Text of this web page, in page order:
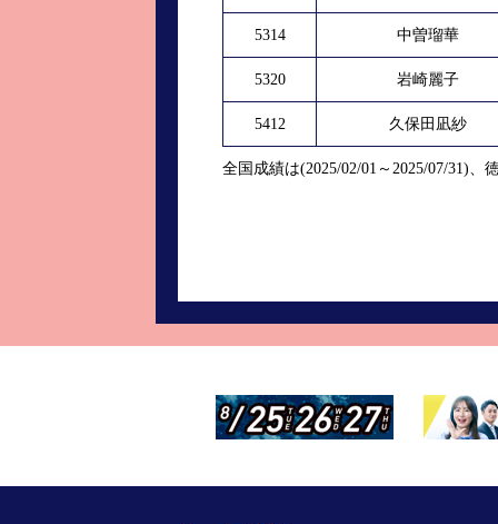
5314 中曽瑠華
5320 岩崎麗子
5412 久保田凪紗
全国成績は(2025/02/01～2025/07/31)、